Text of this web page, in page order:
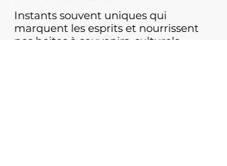
Instants souvent uniques qui
marquent les esprits et nourrissent
nos boites à souvenirs, culturels,